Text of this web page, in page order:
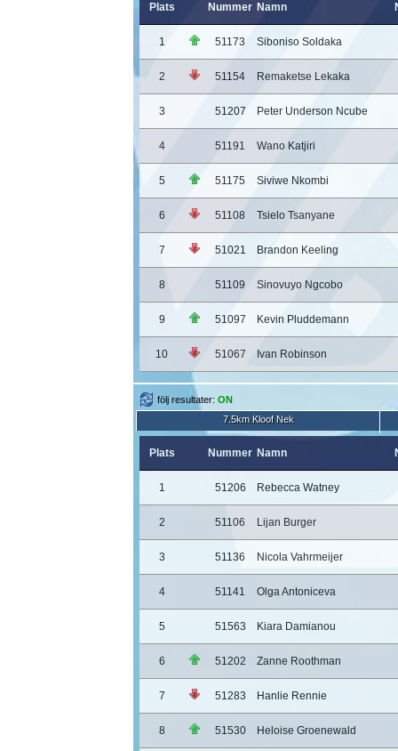
Plats Nummer Namn
1 51173 Siboniso Soldaka
2 51154 Remaketse Lekaka
3 51207 Peter Underson Ncube
4 51191 Wano Katjiri
5 51175 Siviwe Nkombi
6 51108 Tsielo Tsanyane
7 51021 Brandon Keeling
8 51109 Sinovuyo Ngcobo
9 51097 Kevin Pluddemann
10 51067 Ivan Robinson
följ resultater: ON
7.5km Kloof Nek
Plats Nummer Namn
1 51206 Rebecca Watney
2 51106 Lijan Burger
3 51136 Nicola Vahrmeijer
4 51141 Olga Antoniceva
5 51563 Kiara Damianou
6 51202 Zanne Roothman
7 51283 Hanlie Rennie
8 51530 Heloise Groenewald